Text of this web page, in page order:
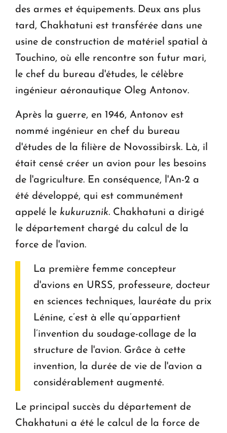
des armes et équipements. Deux ans plus
tard, Chakhatuni est transférée dans une
usine de construction de matériel spatial à
Touchino, où elle rencontre son futur mari,
le chef du bureau d'études, le célèbre
ingénieur aéronautique Oleg Antonov.
Après la guerre, en 1946, Antonov est
nommé ingénieur en chef du bureau
d'études de la filière de Novossibirsk. Là, il
était censé créer un avion pour les besoins
de l'agriculture. En conséquence, l'An-2 a
été développé, qui est communément
appelé le kukuruznik. Chakhatuni a dirigé
le département chargé du calcul de la
force de l'avion.
La première femme concepteur
d'avions en URSS, professeure, docteur
en sciences techniques, lauréate du prix
Lénine, c’est à elle qu’appartient
l’invention du soudage-collage de la
structure de l'avion. Grâce à cette
invention, la durée de vie de l'avion a
considérablement augmenté.
Le principal succès du département de
Chakhatuni a été le calcul de la force de